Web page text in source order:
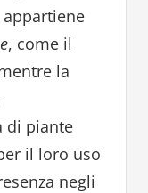
, come il
la
di piante
il loro uso
negli